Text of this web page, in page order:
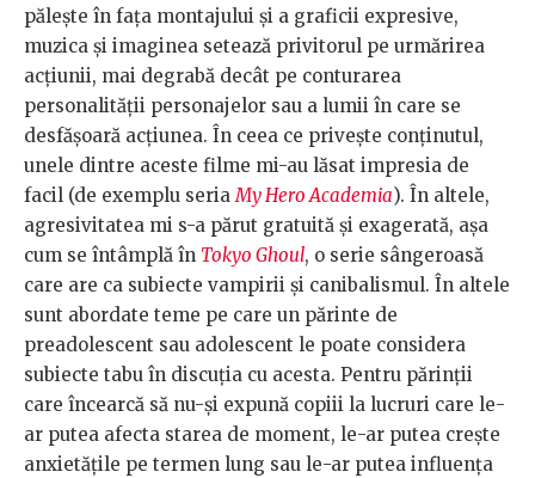
pălește în fața montajului și a graficii expresive,
muzica și imaginea setează privitorul pe urmărirea
acțiunii, mai degrabă decât pe conturarea
personalității personajelor sau a lumii în care se
desfășoară acțiunea. În ceea ce privește conținutul,
unele dintre aceste filme mi-au lăsat impresia de
facil (de exemplu seriaMy Hero Academia). În altele,
agresivitatea mi s-a părut gratuită și exagerată, așa
cum se întâmplă în Tokyo Ghoul, o serie sângeroasă
care are ca subiecte vampirii și canibalismul. În altele
sunt abordate teme pe care un părinte de
preadolescent sau adolescent le poate considera
subiecte tabu în discuția cu acesta. Pentru părinții
care încearcă să nu-și expună copiii la lucruri care le-
ar putea afecta starea de moment, le-ar putea crește
anxietățile pe termen lung sau le-ar putea influența